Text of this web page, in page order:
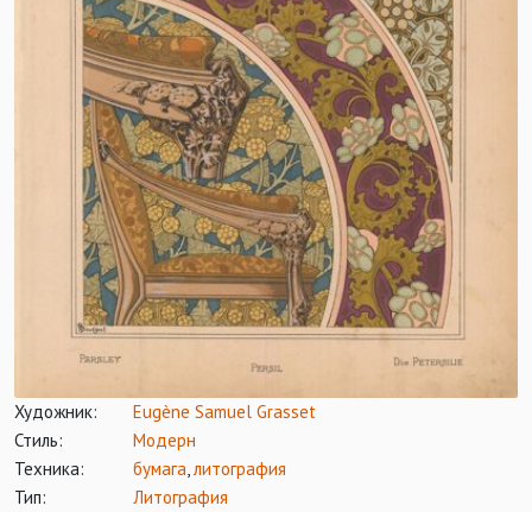
Художник:
Eugène Samuel Grasset
Стиль:
Модерн
Техника:
бумага,литография
Тип:
Литография